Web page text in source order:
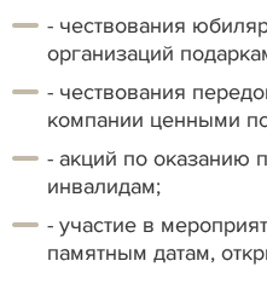
- чествования
организаций
- чествования
компании ценными
- акций по оказанию
инвалидам;
- участие в
памятным датам,